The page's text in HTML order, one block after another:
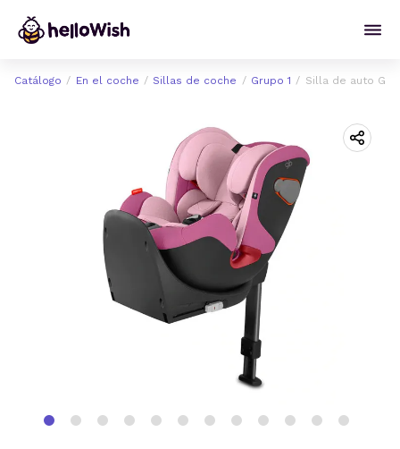
Catálogo En el coche Sillas de coche Grupo 1 Silla de auto Gb